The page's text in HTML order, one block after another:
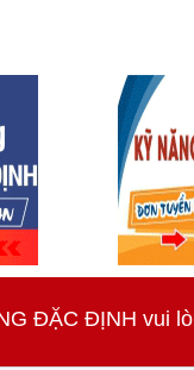
ĐẶC ĐỊNH vui